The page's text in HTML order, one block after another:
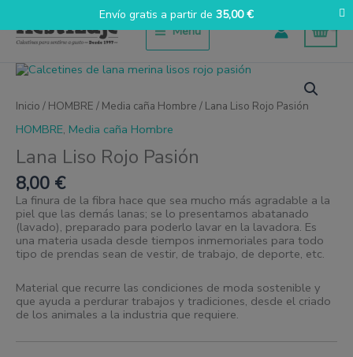
contenido
Menú
Inicio / HOMBRE / Media caña Hombre / Lana Liso Rojo Pasión
HOMBRE, Media caña Hombre
Lana Liso Rojo Pasión
8,00 €
La finura de la fibra hace que sea mucho más agradable a la
piel que las demás lanas; se lo presentamos abatanado
(lavado), preparado para poderlo lavar en la lavadora. Es
una materia usada desde tiempos inmemoriales para todo
tipo de prendas sean de vestir, de trabajo, de deporte, etc.
Material que recurre las condiciones de moda sostenible y
que ayuda a perdurar trabajos y tradiciones, desde el criado
de los animales a la industria que requiere.
Lana
Pasión
cantidad
Envío gratis a partir de 35,00€